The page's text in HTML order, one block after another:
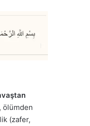
ölümden
(zafer,